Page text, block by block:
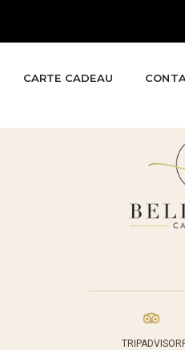
CARTE CADEAU
TRIPADVISOR